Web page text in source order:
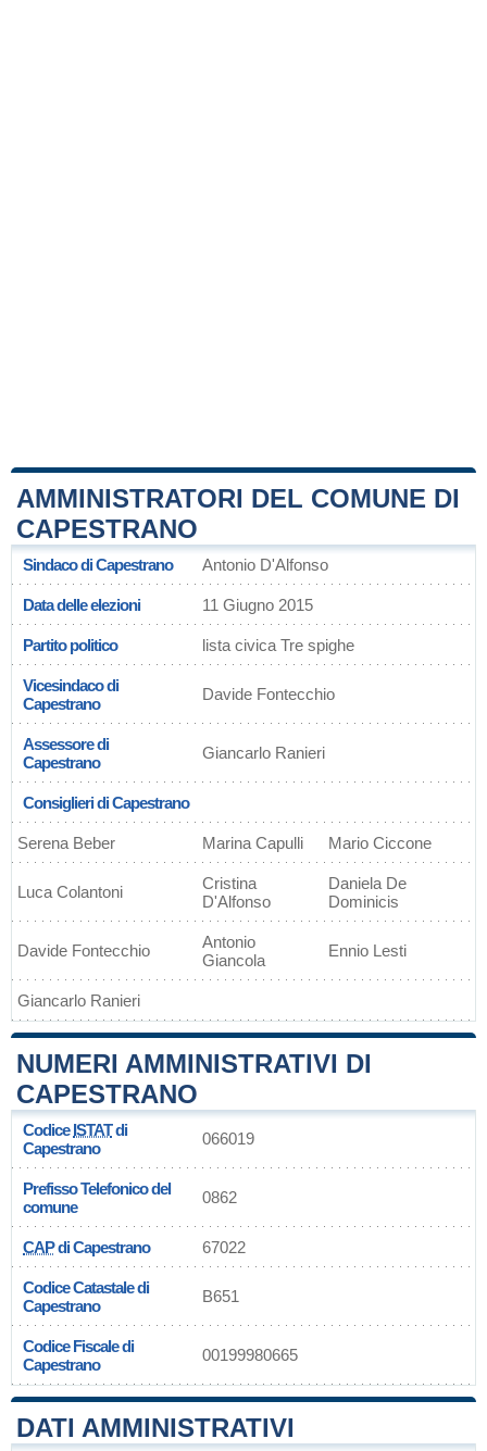
AMMINISTRATORI DEL COMUNE DI
CAPESTRANO
Sindaco di Capestrano Antonio D'Alfonso
Data delle elezioni 11 Giugno 2015
Partito politico lista civica Tre spighe
Vicesindaco di
Capestrano
Davide Fontecchio
Assessore di
Capestrano
Giancarlo Ranieri
Consiglieri di Capestrano
Serena Beber Marina Capulli Mario Ciccone
Luca Colantoni
Cristina
D'Alfonso
Daniela De
Dominicis
Davide Fontecchio
Antonio
Giancola
Ennio Lesti
Giancarlo Ranieri
NUMERI AMMINISTRATIVI DI
CAPESTRANO
CodiceISTATdi
Capestrano
066019
Prefisso Telefonico del
comune
0862
CAPdi Capestrano 67022
Codice Catastale di
Capestrano
B651
Codice Fiscale di
Capestrano
00199980665
DATI AMMINISTRATIVI